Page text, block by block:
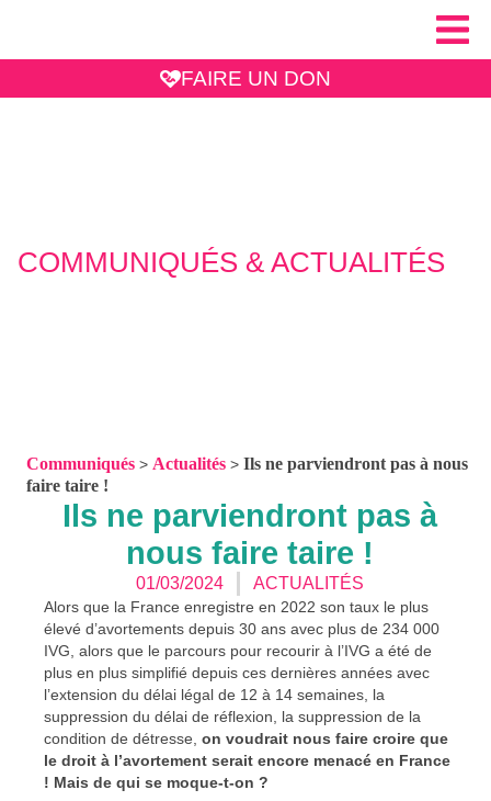
FAIRE UN DON
COMMUNIQUÉS & ACTUALITÉS
Communiqués > Actualités > Ils ne parviendront pas à nous
faire taire !
Ils ne parviendront pas à
nous faire taire !
01/03/2024 ACTUALITÉS
Alors que la France enregistre en 2022 son taux le plus
élevé d’avortements depuis 30 ans avec plus de 234 000
IVG, alors que le parcours pour recourir à l’IVG a été de
plus en plus simplifié depuis ces dernières années avec
l’extension du délai légal de 12 à 14 semaines, la
suppression du délai de réflexion, la suppression de la
condition de détresse, on voudrait nous faire croire que
le droit à l’avortement serait encore menacé en France
! Mais de qui se moque-t-on ?